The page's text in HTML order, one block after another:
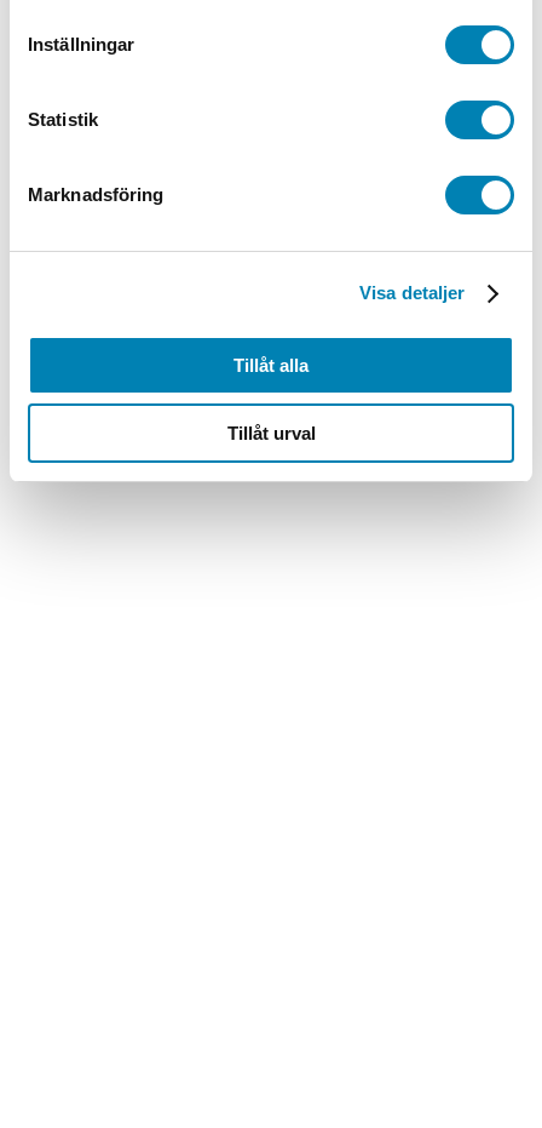
Inställningar
Statistik
Marknadsföring
Visa detaljer
Tillåt alla
Tillåt urval